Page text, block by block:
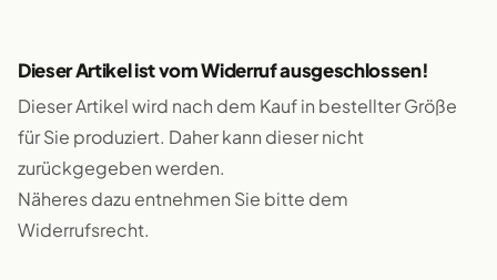
Dieser Artikel ist vom Widerruf ausgeschlossen!
Dieser Artikel wird nach dem Kauf in bestellter Größe
für Sie produziert. Daher kann dieser nicht
zurückgegeben werden.
Näheres dazu entnehmen Sie bitte dem
Widerrufsrecht.